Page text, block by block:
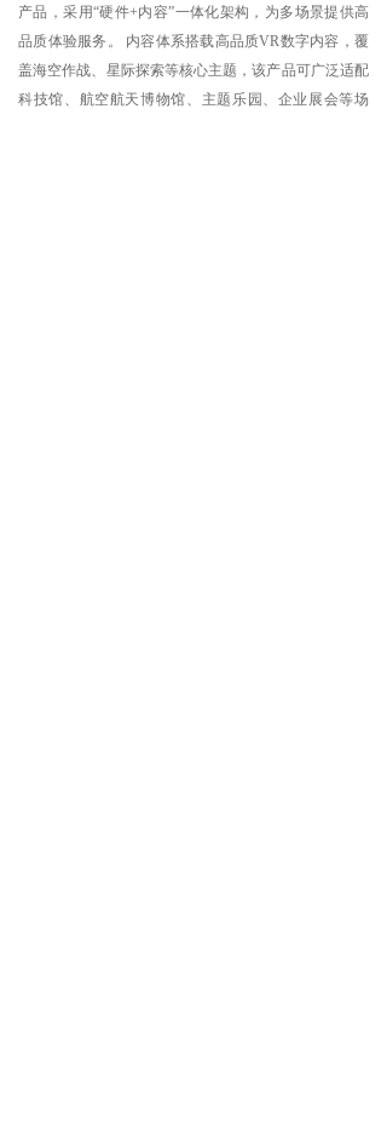
产品，采用“硬件+内容”一体化架构，为多场景提供高
品质体验服务。 内容体系搭载高品质VR数字内容，覆
盖海空作战、星际探索等核心主题，该产品可广泛适配
科技馆、航空航天博物馆、主题乐园、企业展会等场